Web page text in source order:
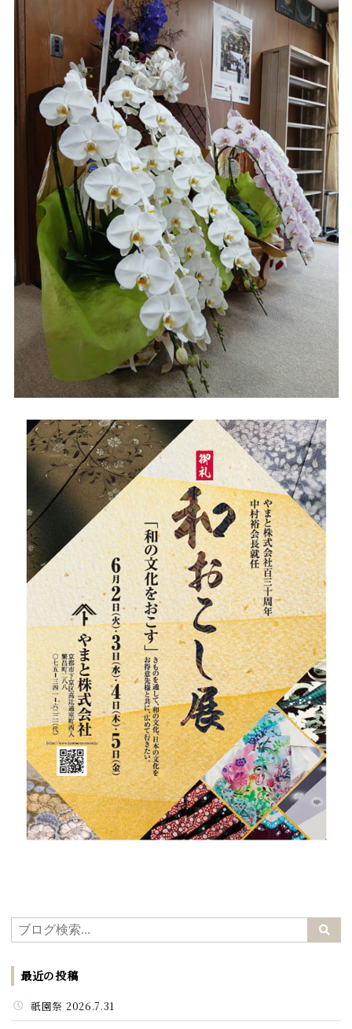
最近の投稿
祇園祭 2026.7.31